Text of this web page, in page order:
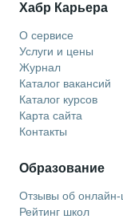
Хабр Карьера
О сервисе
Услуги и цены
Журнал
Каталог вакансий
Каталог курсов
Карта сайта
Контакты
Образование
Отзывы об онлайн-
Рейтинг школ